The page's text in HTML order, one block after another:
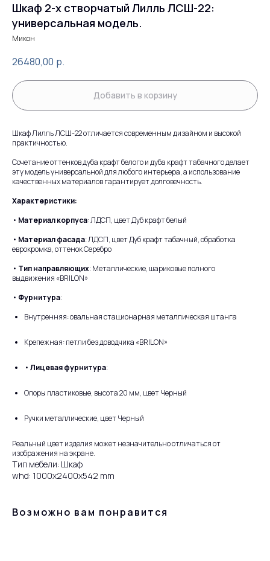
Шкаф 2-х створчатый Лилль ЛСШ-22:
универсальная модель.
Микон
26480,00 р.
Добавить в корзину
Шкаф Лилль ЛСШ-22 отличается современным дизайном и высокой
практичностью.
Сочетание оттенков дуба крафт белого и дуба крафт табачного делает
эту модель универсальной для любого интерьера, а использование
качественных материалов гарантирует долговечность.
Характеристики:
• Материал корпуса: ЛДСП, цвет Дуб крафт белый
• Материал фасада: ЛДСП, цвет Дуб крафт табачный, обработка
еврокромка, оттенок Серебро
• Тип направляющих: Металлические, шариковые полного
выдвижения «BRILON»
• Фурнитура:
Внутренняя: овальная стационарная металлическая штанга
Крепежная: петли без доводчика «BRILON»
• Лицевая фурнитура:
Опоры пластиковые, высота 20 мм, цвет Черный
Ручки металлические, цвет Черный
Реальный цвет изделия может незначительно отличаться от
изображения на экране.
Тип мебели: Шкаф
whd: 1000x2400x542 mm
Возможно вам понравится